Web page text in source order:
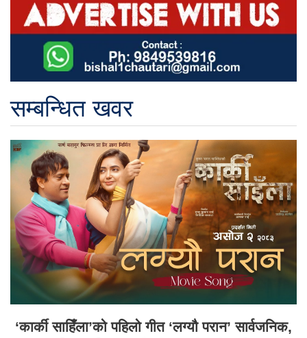
सम्बन्धित खवर
‘कार्की साहिँला’को पहिलो गीत ‘लग्यौ परान’ सार्वजनिक,